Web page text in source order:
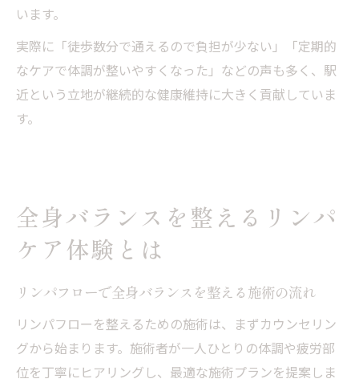
います。
実際に「徒歩数分で通えるので負担が少ない」「定期的
なケアで体調が整いやすくなった」などの声も多く、駅
近という立地が継続的な健康維持に大きく貢献していま
す。
全身バランスを整えるリンパ
ケア体験とは
リンパフローで全身バランスを整える施術の流れ
リンパフローを整えるための施術は、まずカウンセリン
グから始まります。施術者が一人ひとりの体調や疲労部
位を丁寧にヒアリングし、最適な施術プランを提案しま